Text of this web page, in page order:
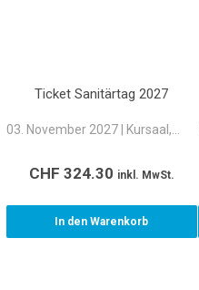
Ticket Sanitärtag 2027
03. November 2027 | Kursaal,
CHF 324.30 inkl. MwSt.
In den Warenkorb